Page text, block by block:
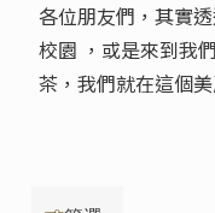
各位朋友們，其實
校園 ，或是來到我
茶，我們就在這個